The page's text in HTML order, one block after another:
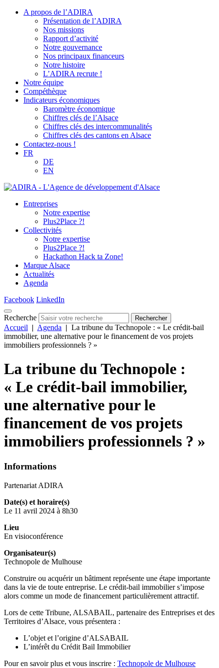
A propos de l’ADIRA
Présentation de l’ADIRA
Nos missions
Rapport d’activité
Notre gouvernance
Nos principaux financeurs
Notre histoire
L’ADIRA recrute !
Notre équipe
Compéthèque
Indicateurs économiques
Baromètre économique
Chiffres clés de l’Alsace
Chiffres clés des intercommunalités
Chiffres clés des cantons en Alsace
Contactez-nous !
FR
DE
EN
Entreprises
Notre expertise
Plus2Place ?!
Collectivités
Notre expertise
Plus2Place ?!
Hackathon Hack ta Zone!
Marque Alsace
Actualités
Agenda
Facebook LinkedIn
Recherche Rechercher
Accueil | Agenda | La tribune du Technopole : « Le crédit-bail
immobilier, une alternative pour le financement de vos projets
immobiliers professionnels ? »
La tribune du Technopole :
« Le crédit-bail immobilier,
une alternative pour le
financement de vos projets
immobiliers professionnels ? »
Informations
Partenariat ADIRA
Date(s) et horaire(s)
Le 11 avril 2024 à 8h30
Lieu
En visioconférence
Organisateur(s)
Technopole de Mulhouse
Construire ou acquérir un bâtiment représente une étape importante
dans la vie de toute entreprise. Le crédit-bail immobilier s’impose
alors comme un mode de financement particulièrement attractif.
Lors de cette Tribune, ALSABAIL, partenaire des Entreprises et des
Territoires d’Alsace, vous présentera :
L’objet et l’origine d’ALSABAIL
L’intérêt du Crédit Bail Immobilier
Pour en savoir plus et vous inscrire : Technopole de Mulhouse